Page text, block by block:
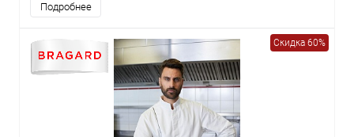
Подробнее
Скидка 60%